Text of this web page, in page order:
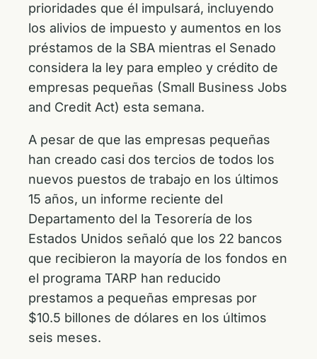
prioridades que él impulsará, incluyendo
los alivios de impuesto y aumentos en los
préstamos de la SBA mientras el Senado
considera la ley para empleo y crédito de
empresas pequeñas (Small Business Jobs
and Credit Act) esta semana.
A pesar de que las empresas pequeñas
han creado casi dos tercios de todos los
nuevos puestos de trabajo en los últimos
15 años, un informe reciente del
Departamento del la Tesorería de los
Estados Unidos señaló que los 22 bancos
que recibieron la mayoría de los fondos en
el programa TARP han reducido
prestamos a pequeñas empresas por
$10.5 billones de dólares en los últimos
seis meses.